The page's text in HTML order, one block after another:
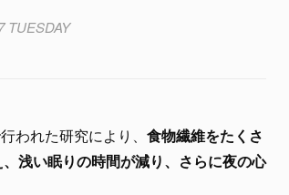
TUESDAY
われた研究により、 食物繊維をたくさ
浅い眠りの時間が減り、さらに夜の心